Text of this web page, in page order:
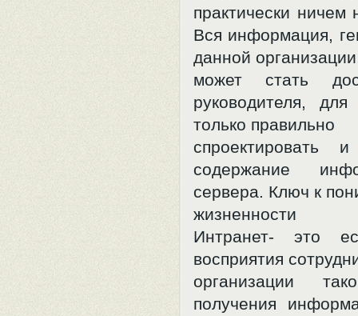
практически ничем
Вся информация,
данной
может стать
руководителя,
только правильно
спроектировать и
содержание
сервера. Ключ к
жизненности
Интранет- это
восприятия
организации
получения